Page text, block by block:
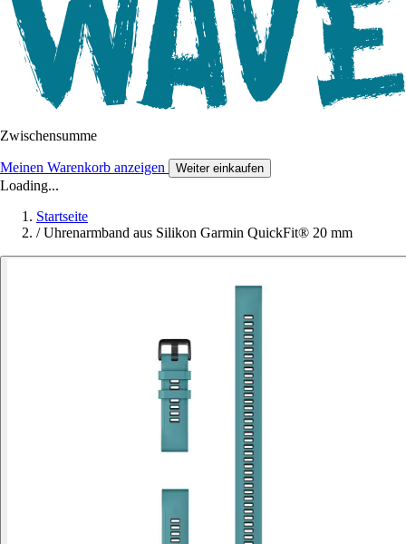
Zwischensumme
Meinen Warenkorb anzeigen Weiter einkaufen
Loading...
Startseite
/ Uhrenarmband aus Silikon Garmin QuickFit® 20 mm